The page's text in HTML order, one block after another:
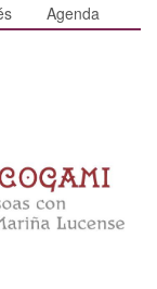
Agenda